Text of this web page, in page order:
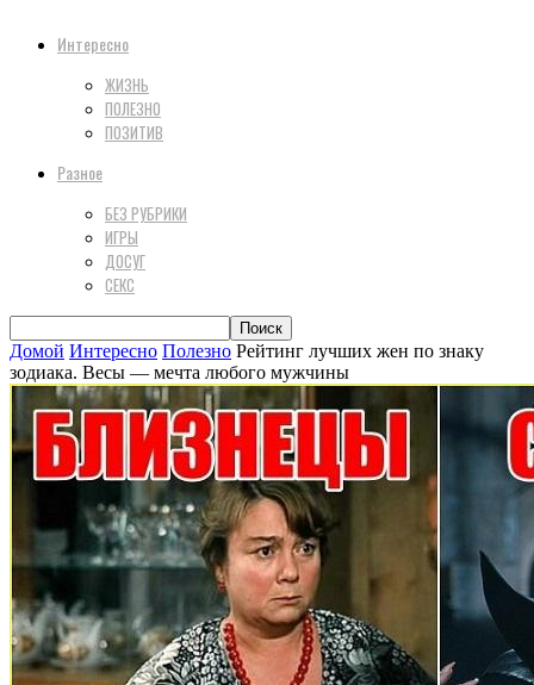
Интересно
ЖИЗНЬ
ПОЛЕЗНО
ПОЗИТИВ
Разное
БЕЗ РУБРИКИ
ИГРЫ
ДОСУГ
СЕКС
Домой Интересно Полезно Рейтинг лучших жен по знаку
зодиака. Весы — мечта любого мужчины